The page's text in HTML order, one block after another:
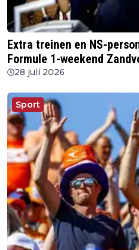
Extra treinen en NS-
Formule 1-weekend
28 juli 2026
Sport